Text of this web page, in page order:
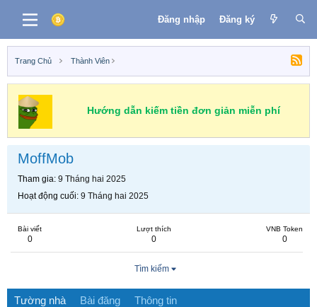
Đăng nhập Đăng ký
Trang Chủ Thành Viên
Hướng dẫn kiếm tiền đơn giản miễn phí
MoffMob
Tham gia 9 Tháng hai 2025
Hoạt động cuối 9 Tháng hai 2025
Bài viết
0
Lượt thích
0
VNB Token
0
Tìm kiếm
Tường nhà Bài đăng Thông tin